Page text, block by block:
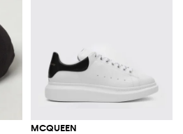
стиль бренда
возможностью бесплатной
MCQUEEN